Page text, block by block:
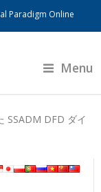
Paradigm Online
Menu
SSADM DFD ダイ